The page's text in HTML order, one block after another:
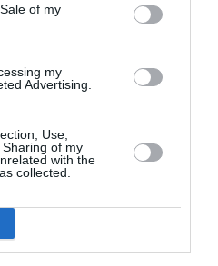
of my
my
Advertising.
Use,
of my
with the
collected.
al processo e ieri il
di Prato, Luca
sentenza più severa
padrone, è stato ritenuto
persona,
clandestina e
e quindi condannato a 2
La moglie Jongxiam